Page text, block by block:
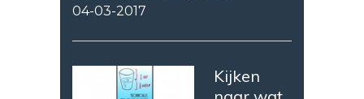
04-03-2017
Kijken